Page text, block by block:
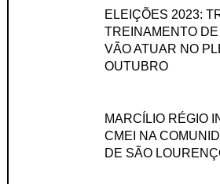
ELEIÇÕES 2023:
TREINAMENTO
VÃO ATUAR NO
OUTUBRO
MARCÍLIO RÉGIO
CMEI NA
DE SÃO